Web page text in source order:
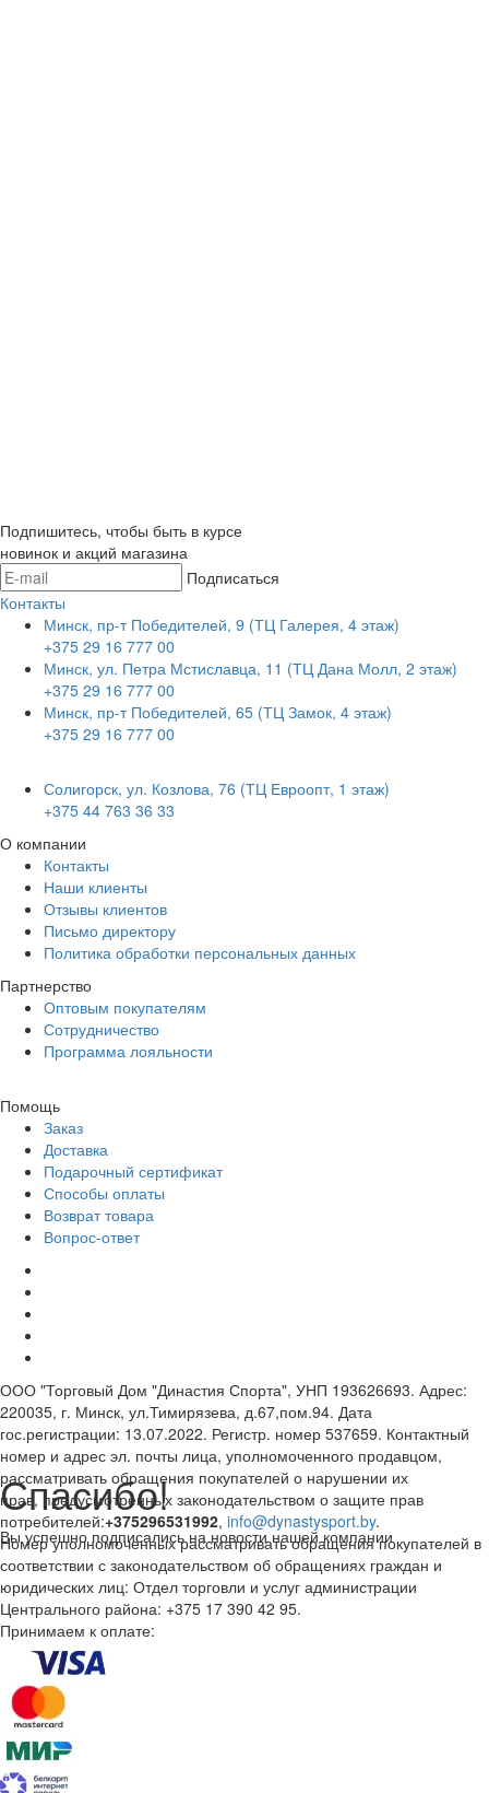
Подпишитесь, чтобы быть в курсе
новинок и акций магазина
Подписаться
Контакты
Минск, пр-т Победителей, 9 (ТЦ Галерея, 4 этаж)
+375 29 16 777 00
Минск, ул. Петра Мстиславца, 11 (ТЦ Дана Молл, 2 этаж)
+375 29 16 777 00
Минск, пр-т Победителей, 65 (ТЦ Замок, 4 этаж)
+375 29 16 777 00
Солигорск, ул. Козлова, 76 (ТЦ Евроопт, 1 этаж)
+375 44 763 36 33
О компании
Контакты
Наши клиенты
Отзывы клиентов
Письмо директору
Политика обработки персональных данных
Партнерство
Оптовым покупателям
Сотрудничество
Программа лояльности
Помощь
Заказ
Доставка
Подарочный сертификат
Способы оплаты
Возврат товара
Вопрос-ответ
ООО "Торговый Дом "Династия Спорта", УНП 193626693. Адрес:
220035, г. Минск, ул.Тимирязева, д.67,пом.94. Дата
гос.регистрации: 13.07.2022. Регистр. номер 537659. Контактный
номер и адрес эл. почты лица, уполномоченного продавцом,
рассматривать обращения покупателей о нарушении их
прав, предусмотренных законодательством о защите прав
потребителей:+375296531992, info@dynastysport.by.
Номер уполномоченных рассматривать обращения покупателей в
соответствии с законодательством об обращениях граждан и
юридических лиц: Отдел торговли и услуг администрации
Центрального района: +375 17 390 42 95.
Принимаем к оплате:
Спасибо!
Вы успешно подписались на новости нашей компании